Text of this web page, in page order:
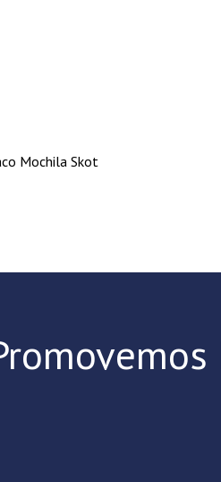
Mochila Skot